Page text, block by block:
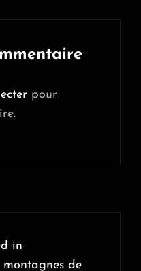
pour
in
montagnes de